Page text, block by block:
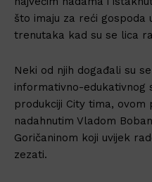
što imaju za reći gospoda
trenutaka kad su se lica
Neki od njih događali su
informativno-edukativnog
produkciji City tima,
nadahnutim Vladom
Goričaninom koji uvijek
zezati.